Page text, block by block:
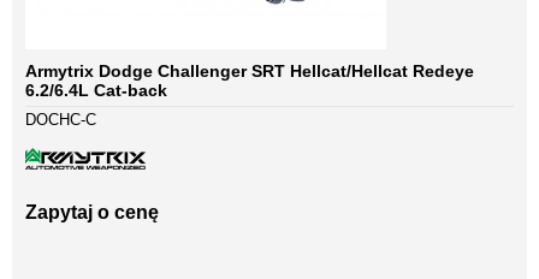
Armytrix Dodge Challenger SRT Hellcat/Hellcat Redeye
6.2/6.4L Cat-back
DOCHC-C
Zapytaj o cenę